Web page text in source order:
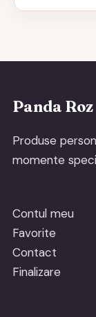
Panda Roz
Produse
momente
Contul meu
Favorite
Contact
Finalizare